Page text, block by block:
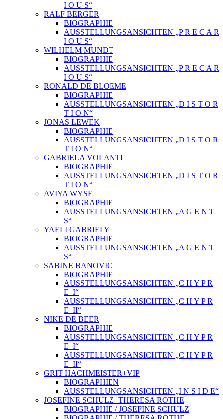
I O U S“
RALF BERGER
BIOGRAPHIE
AUSSTELLUNGSANSICHTEN „P R E C A R
I O U S“
WILHELM MUNDT
BIOGRAPHIE
AUSSTELLUNGSANSICHTEN „P R E C A R
I O U S“
RONALD DE BLOEME
BIOGRAPHIE
AUSSTELLUNGSANSICHTEN „D I S T O R
T I O N“
JONAS LEWEK
BIOGRAPHIE
AUSSTELLUNGSANSICHTEN „D I S T O R
T I O N“
GABRIELA VOLANTI
BIOGRAPHIE
AUSSTELLUNGSANSICHTEN „D I S T O R
T I O N“
AVIYA WYSE
BIOGRAPHIE
AUSSTELLUNGSANSICHTEN „A G E N T
S“
YAELI GABRIELY
BIOGRAPHIE
AUSSTELLUNGSANSICHTEN „A G E N T
S“
SABINE BANOVIC
BIOGRAPHIE
AUSSTELLUNGSANSICHTEN „C H Y P R
E_I“
AUSSTELLUNGSANSICHTEN „C H Y P R
E_II“
NIKE DE BEER
BIOGRAPHIE
AUSSTELLUNGSANSICHTEN „C H Y P R
E_I“
AUSSTELLUNGSANSICHTEN „C H Y P R
E_II“
GRIT HACHMEISTER+VIP
BIOGRAPHIEN
AUSSTELLUNGSANSICHTEN „I N S I D E“
JOSEFINE SCHULZ+THERESA ROTHE
BIOGRAPHIE / JOSEFINE SCHULZ